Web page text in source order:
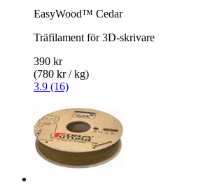
EasyWood™ Cedar
Träfilament för 3D-skrivare
390 kr
(780 kr / kg)
3.9 (16)